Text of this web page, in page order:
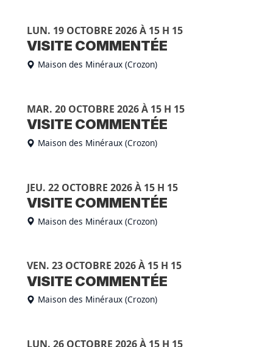
LUN. 19 OCTOBRE 2026 À 15 H 15
VISITE COMMENTÉE
Maison des Minéraux (Crozon)
MAR. 20 OCTOBRE 2026 À 15 H 15
VISITE COMMENTÉE
Maison des Minéraux (Crozon)
JEU. 22 OCTOBRE 2026 À 15 H 15
VISITE COMMENTÉE
Maison des Minéraux (Crozon)
VEN. 23 OCTOBRE 2026 À 15 H 15
VISITE COMMENTÉE
Maison des Minéraux (Crozon)
LUN. 26 OCTOBRE 2026 À 15 H 15